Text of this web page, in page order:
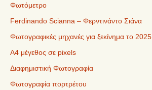
Φωτόμετρο
Ferdinando Scianna – Φερντινάντο Σιάνα
Φωτογραφικές μηχανές για ξεκίνημα το 2025
Α4 μέγεθος σε pixels
Διαφημιστική Φωτογραφία
Φωτογραφία πορτρέτου